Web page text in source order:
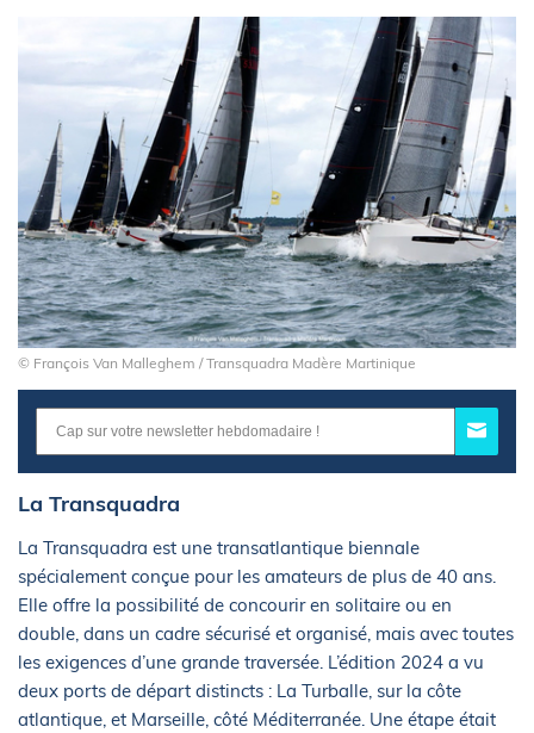
© François Van Malleghem / Transquadra Madère Martinique
La Transquadra
La Transquadra est une transatlantique biennale
spécialement conçue pour les amateurs de plus de 40 ans.
Elle offre la possibilité de concourir en solitaire ou en
double, dans un cadre sécurisé et organisé, mais avec toutes
les exigences d’une grande traversée. L’édition 2024 a vu
deux ports de départ distincts : La Turballe, sur la côte
atlantique, et Marseille, côté Méditerranée. Une étape était